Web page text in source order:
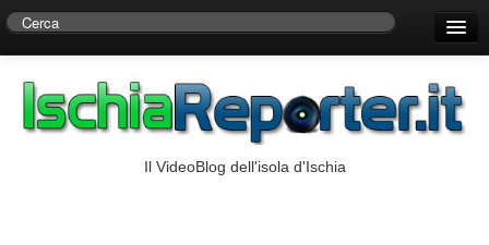
Centro di Ricerche Storiche D’Ambra
Il VideoBlog dell'isola d'Ischia